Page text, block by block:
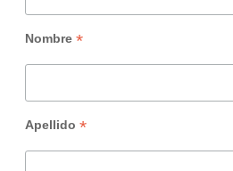
Nombre *
Apellido *